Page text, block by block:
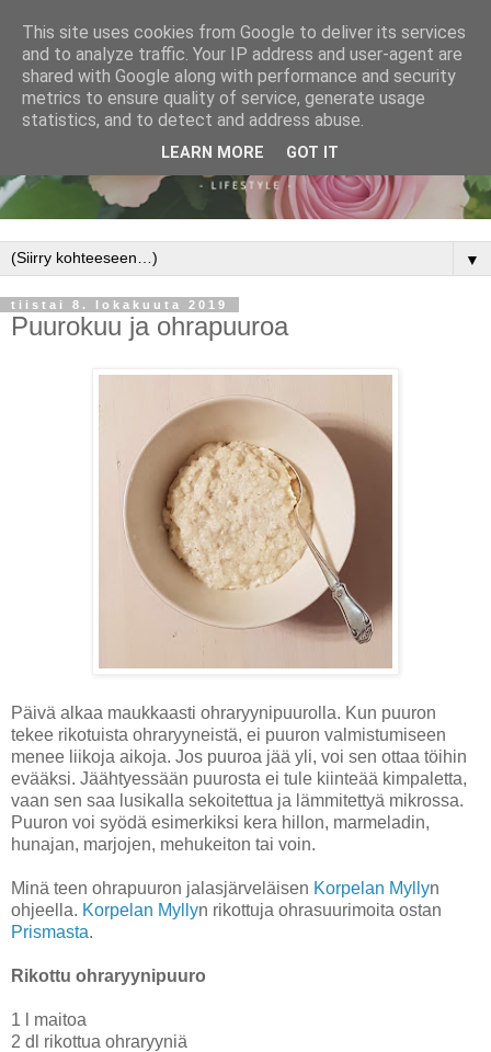
▼
tiistai 8. lokakuuta 2019
Puurokuu ja ohrapuuroa
Päivä alkaa maukkaasti ohraryynipuurolla. Kun puuron
tekee rikotuista ohraryyneistä, ei puuron valmistumiseen
menee liikoja aikoja. Jos puuroa jää yli, voi sen ottaa töihin
evääksi. Jäähtyessään puurosta ei tule kiinteää kimpaletta,
vaan sen saa lusikalla sekoitettua ja lämmitettyä mikrossa.
Puuron voi syödä esimerkiksi kera hillon, marmeladin,
hunajan, marjojen, mehukeiton tai voin.
Minä teen ohrapuuron jalasjärveläisen Korpelan Myllyn
ohjeella. Korpelan Myllyn rikottuja ohrasuurimoita ostan
Prismasta.
Rikottu ohraryynipuuro
1 l maitoa
2 dl rikottua ohraryyniä
This site uses cookies from Google to deliver its services
and to analyze traffic. Your IP address and user-agent are
shared with Google along with performance and security
metrics to ensure quality of service, generate usage
statistics, and to detect and address abuse.
LEARN MORE GOT IT